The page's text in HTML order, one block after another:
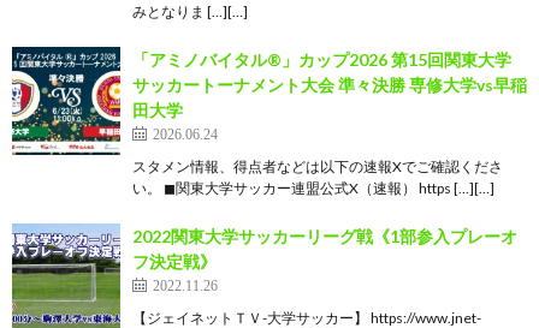
みとなりま […][…]
「アミノバイタル®」カップ2026 第15回関東大学
サッカートーナメント大会 準々決勝 専修大学vs早稲
田大学
2026.06.24
スタメン情報、得点者などは以下の速報Xでご確認くださ
い。 ◼関東大学サッカー連盟公式X（速報） https […][…]
2022関東大学サッカーリーグ戦《1部参入プレーオ
フ決定戦》
2022.11.26
【ジェイネットＴＶ-大学サッカー】 https://www.jnet-